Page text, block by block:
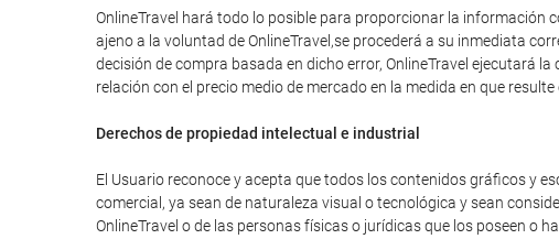
OnlineTravel hará todo lo posible para proporcionar la información
ajeno a la voluntad de OnlineTravel,se procederá a su inmediata
decisión de compra basada en dicho error, OnlineTravel ejecutará
relación con el precio medio de mercado en la medida en que
Derechos de propiedad intelectual e industrial
El Usuario reconoce y acepta que todos los contenidos gráficos y
comercial, ya sean de naturaleza visual o tecnológica y sean
OnlineTravel o de las personas físicas o jurídicas que los poseen o